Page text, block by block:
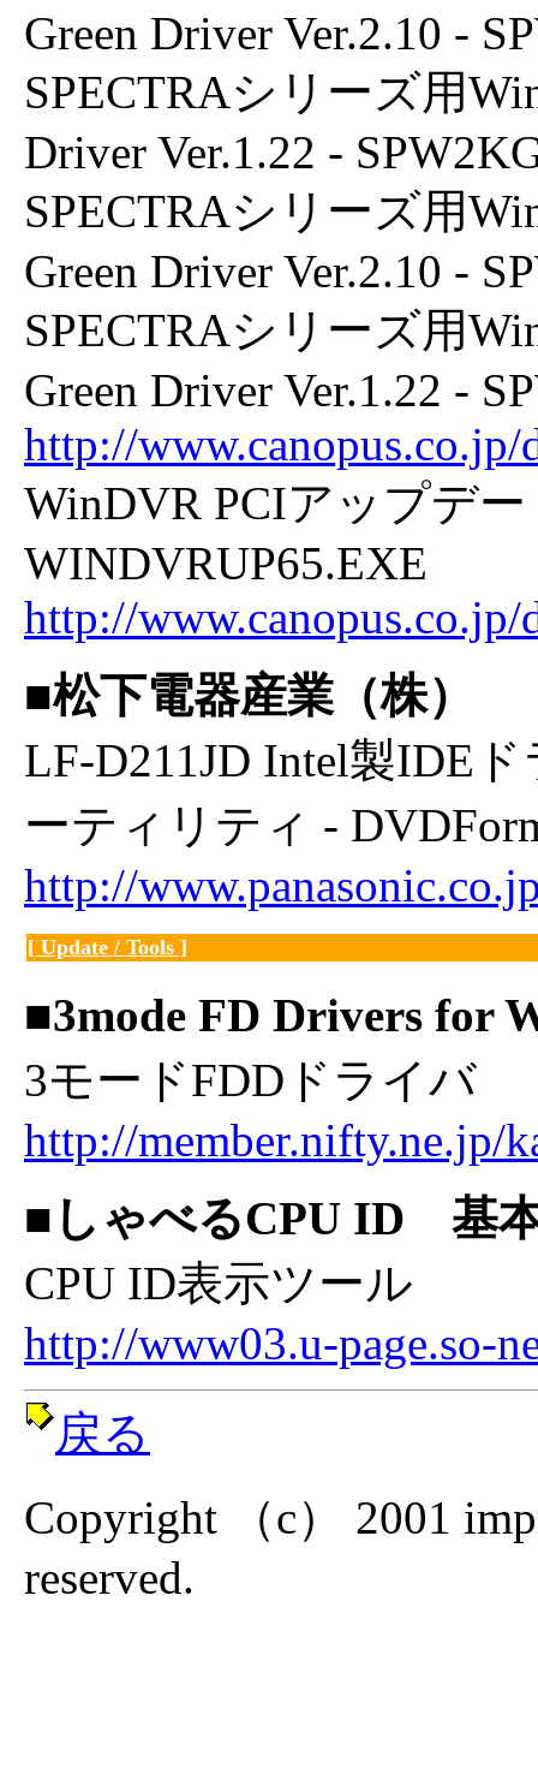
Green Driver Ver.2.10 -
SPECTRAシリーズ用
Driver Ver.1.22 -
SPECTRAシリーズ用
Green Driver Ver.2.10 -
SPECTRAシリーズ用
Green Driver Ver.1.22 -
http://
WinDVR PCIアップデ
WINDVRUP65.EXE
http://
■松下電器産業（株）
LF-D211JD Intel製IDE
ーティリティ -
http://
[ Update / Tools ]
■3mode FD Drivers for
3モードFDDドライバ
http://member.nifty.ne.jp/
■しゃべるCPU ID 基
CPU ID表示ツール
http://www03.u-page.so-
戻る
Copyright （c） 2001
reserved.